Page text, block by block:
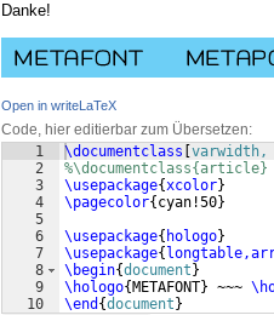
Danke!
Open in writeLaTeX
Code, hier editierbar zum Übersetzen:
1
2
3
4
5
6
7
8
9
10
\documentclass varwidth,
%\documentclass{article}
\usepackage{xcolor}
\pagecolor{ cyan!50}
\usepackage{ hologo}
\usepackage{
\begin{document }
\hologo{ METAFONT} ~~~
\end {document }